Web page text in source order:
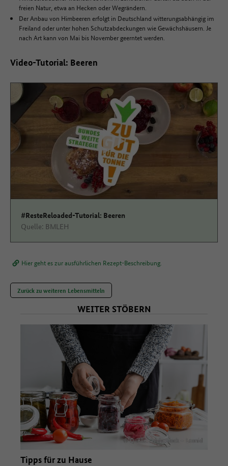
freien Natur, etwa an Hecken oder Wegrändern.
Der Anbau von Himbeeren erfolgt in Deutschland witterungsabhängig im
Freiland oder unter hohen Schutzabdeckungen wie Gewächshäusern. Je
nach Art kann von Mai bis November geerntet werden.
Video-Tutorial: Beeren
#ResteReloaded-Tutorial: Beeren
Quelle: BMLEH
Hier geht es zur ausführlichen Rezept-Beschreibung.
Zurück zu weiteren Lebensmitteln
WEITER STÖBERN
© Quelle: AdobeStock – Leonid
Tipps für zu Hause